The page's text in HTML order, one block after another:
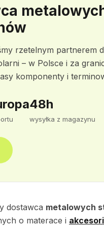
rzetelnym partnerem
– w Polsce i za
komponenty i
48h
wysyłka z magazynu
dostawca metalowych
o materace i